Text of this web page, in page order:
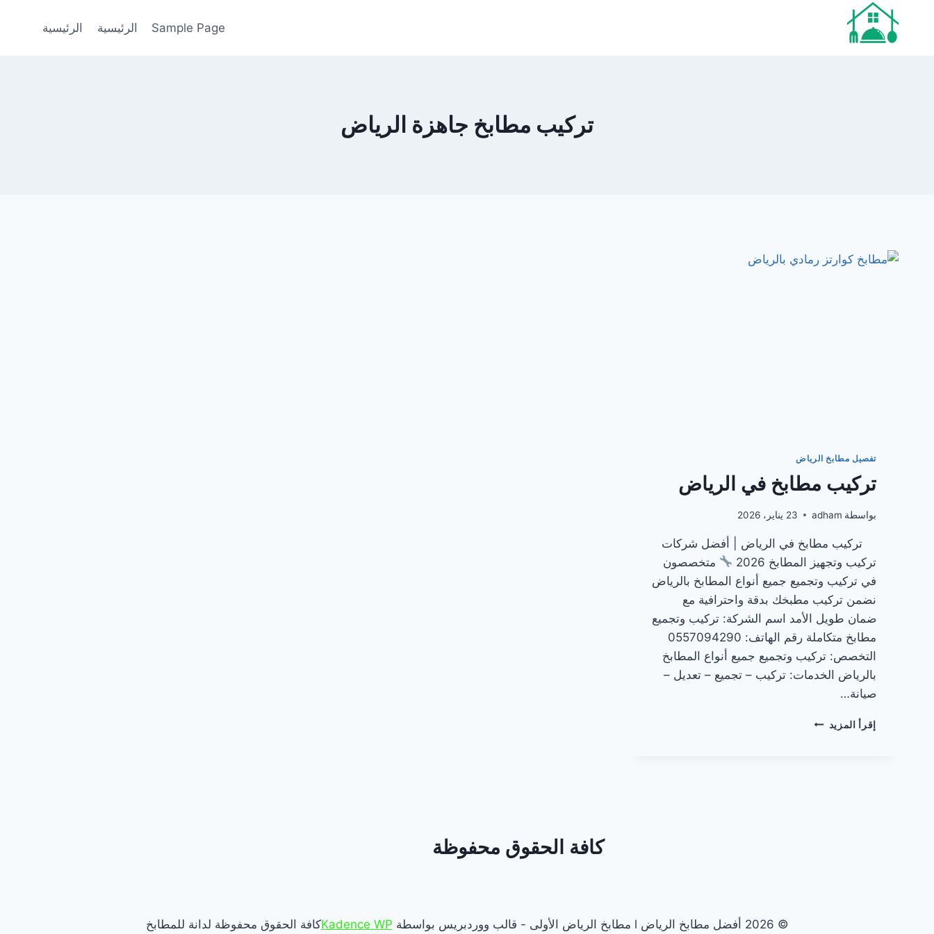
المحتوى
Sample Page الرئيسية الرئيسية
تركيب مطابخ جاهزة الرياض
تفصيل مطابخ الرياض
تركيب مطابخ في الرياض
بواسطة adham 23 يناير، 2026
تركيب مطابخ في الرياض | أفضل شركات
تركيب وتجهيز المطابخ 2026
متخصصون
في تركيب وتجميع جميع أنواع المطابخ بالرياض
نضمن تركيب مطبخك بدقة واحترافية مع
ضمان طويل الأمد اسم الشركة: تركيب وتجميع
مطابخ متكاملة رقم الهاتف: 0557094290
التخصص: تركيب وتجميع جميع أنواع المطابخ
بالرياض الخدمات: تركيب – تجميع – تعديل –
صيانة…
إقرأ المزيد تركيب
كافة الحقوق محفوظة
© 2026 أفضل مطابخ الرياض l مطابخ الرياض الأولى - قالب ووردبريس بواسطة Kadence WPكافة الحقوق محفوظة لدانة للمطابخ